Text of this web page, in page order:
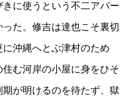
に使うという不二アパー
た。修吉は達也こそ裏切
沖縄へとぶ津村のため
む河岸の小屋に身をひそ
が明けるのを待たず、獄